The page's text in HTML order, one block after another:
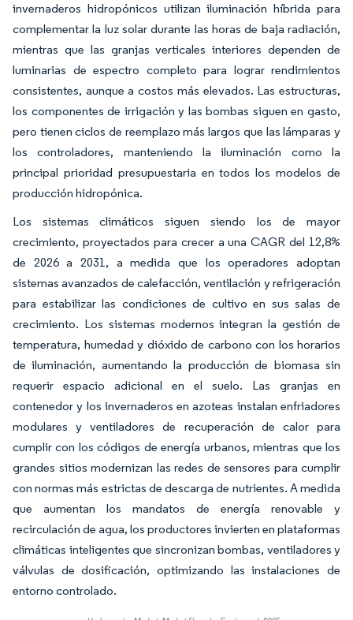
invernaderos hidropónicos utilizan iluminación híbrida para
complementar la luz solar durante las horas de baja radiación,
mientras que las granjas verticales interiores dependen de
luminarias de espectro completo para lograr rendimientos
consistentes, aunque a costos más elevados. Las estructuras,
los componentes de irrigación y las bombas siguen en gasto,
pero tienen ciclos de reemplazo más largos que las lámparas y
los controladores, manteniendo la iluminación como la
principal prioridad presupuestaria en todos los modelos de
producción hidropónica.
Los sistemas climáticos siguen siendo los de mayor
crecimiento, proyectados para crecer a una CAGR del 12,8%
de 2026 a 2031, a medida que los operadores adoptan
sistemas avanzados de calefacción, ventilación y refrigeración
para estabilizar las condiciones de cultivo en sus salas de
crecimiento. Los sistemas modernos integran la gestión de
temperatura, humedad y dióxido de carbono con los horarios
de iluminación, aumentando la producción de biomasa sin
requerir espacio adicional en el suelo. Las granjas en
contenedor y los invernaderos en azoteas instalan enfriadores
modulares y ventiladores de recuperación de calor para
cumplir con los códigos de energía urbanos, mientras que los
grandes sitios modernizan las redes de sensores para cumplir
con normas más estrictas de descarga de nutrientes. A medida
que aumentan los mandatos de energía renovable y
recirculación de agua, los productores invierten en plataformas
climáticas inteligentes que sincronizan bombas, ventiladores y
válvulas de dosificación, optimizando las instalaciones de
entorno controlado.